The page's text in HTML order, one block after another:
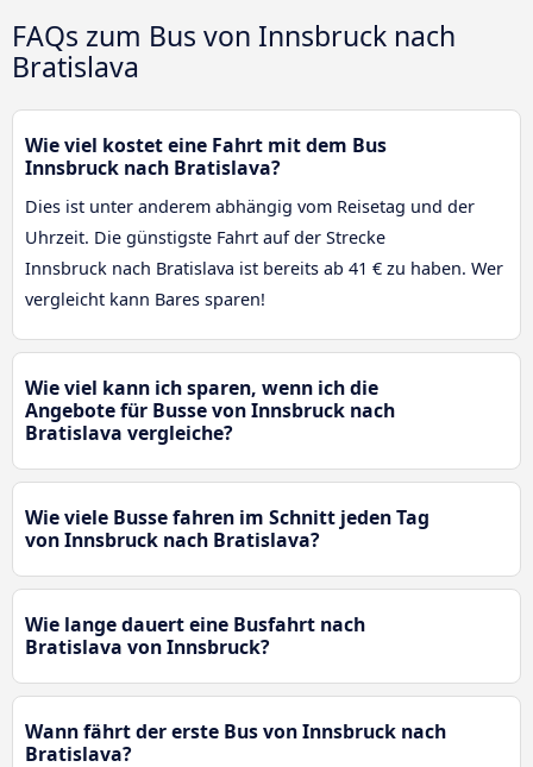
FAQs zum Bus von Innsbruck nach
Bratislava
Wie viel kostet eine Fahrt mit dem Bus
Innsbruck nach Bratislava?
Dies ist unter anderem abhängig vom Reisetag und der
Uhrzeit. Die günstigste Fahrt auf der Strecke
Innsbruck nach Bratislava ist bereits ab 41 € zu haben. Wer
vergleicht kann Bares sparen!
Wie viel kann ich sparen, wenn ich die
Angebote für Busse von Innsbruck nach
Bratislava vergleiche?
Wie viele Busse fahren im Schnitt jeden Tag
von Innsbruck nach Bratislava?
Wie lange dauert eine Busfahrt nach
Bratislava von Innsbruck?
Wann fährt der erste Bus von Innsbruck nach
Bratislava?